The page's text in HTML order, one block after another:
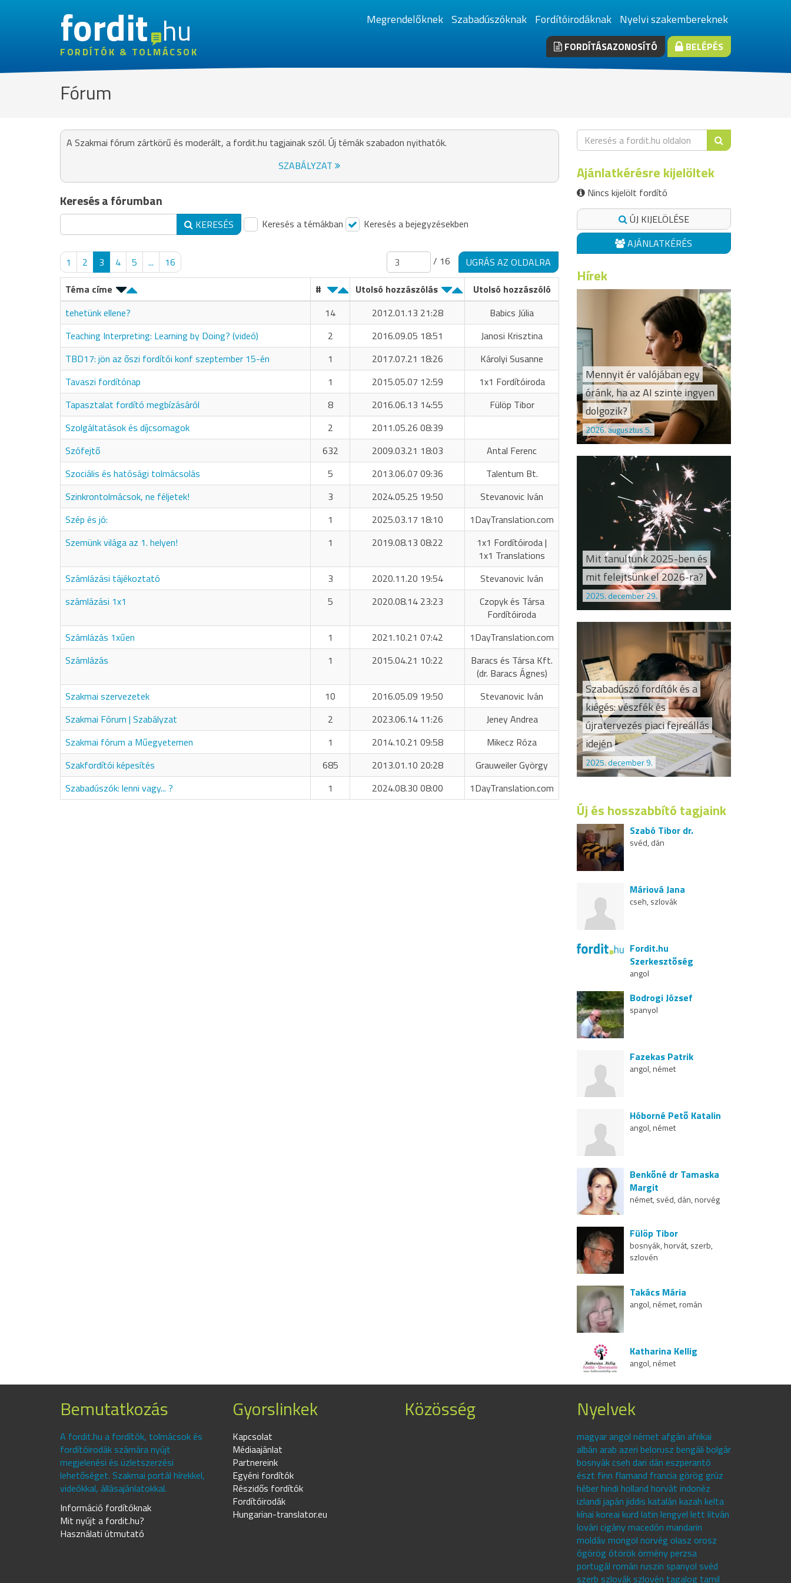
fordithu
FORDÍTÓK & TOLMÁCSOK
Megrendelőknek Szabadúszóknak Fordítóirodáknak Nyelvi szakembereknek
FORDÍTÁSAZONOSÍTÓ BELÉPÉS
Fórum
A Szakmai fórum zártkörű és moderált, a fordit.hu tagjainak szól. Új témák szabadon nyithatók.
SZABÁLYZAT
Keresés a fórumban
KERESÉS Keresés a témákban Keresés a bejegyzésekben
1 2 3 4 5 ... 16 / 16
UGRÁS AZ OLDALRA
Téma címe
# Utolsó hozzászólás
Utolsó hozzászóló
tehetünk ellene?
14 2012.01.13 21:28
Babics Júlia
Teaching Interpreting: Learning by Doing? (videó)
2 2016.09.05 18:51
Janosi Krisztina
TBD17: jön az őszi fordítói konf szeptember 15-én
1 2017.07.21 18:26
Károlyi Susanne
Tavaszi fordítónap
1 2015.05.07 12:59
1x1 Fordítóiroda
Tapasztalat fordító megbízásáról
8 2016.06.13 14:55
Fülöp Tibor
Szolgáltatások és díjcsomagok
2
2011.05.26 08:39
Szófejtő
632 2009.03.21 18:03
Antal Ferenc
Szociális és hatósági tolmácsolás
5 2013.06.07 09:36
Talentum Bt.
Szinkrontolmácsok, ne féljetek!
3 2024.05.25 19:50
Stevanovic Iván
Szép és jó:
1 2025.03.17 18:10
1DayTranslation.com
Szemünk világa az 1. helyen!
1 2019.08.13 08:22
1x1 Fordítóiroda |
1x1 Translations
Számlázási tájékoztató
3 2020.11.20 19:54
Stevanovic Iván
számlázási 1x1
5 2020.08.14 23:23
Czopyk és Társa
Fordítóiroda
Számlázás 1xűen
1 2021.10.21 07:42
1DayTranslation.com
Számlázás
1 2015.04.21 10:22
Baracs és Társa Kft.
(dr. Baracs Ágnes)
Szakmai szervezetek
10 2016.05.09 19:50
Stevanovic Iván
Szakmai Fórum | Szabályzat
2 2023.06.14 11:26
Jeney Andrea
Szakmai fórum a Műegyetemen
1 2014.10.21 09:58
Mikecz Róza
Szakfordítói képesítés
685 2013.01.10 20:28
Grauweiler György
Szabadúszók: lenni vagy... ?
1 2024.08.30 08:00 1DayTranslation.com
Ajánlatkérésre kijelöltek
Nincs kijelölt fordító
ÚJ KIJELÖLÉSE
AJÁNLATKÉRÉS
Hírek
Mennyit ér valójában egy
óránk, ha az AI szinte ingyen
dolgozik?
2026. augusztus 5.
Mit tanultunk 2025-ben és
mit felejtsünk el 2026-ra?
2025. december 29.
Szabadúszó fordítók és a
kiégés: vészfék és
újratervezés piaci fejreállás
idején
2025. december 9.
Új és hosszabbító tagjaink
Szabó Tibor dr.
svéd, dán
Máriová Jana
cseh, szlovák
Fordit.hu
Szerkesztőség
angol
Bodrogi József
spanyol
Fazekas Patrik
angol, német
Hóborné Pető Katalin
angol, német
Benkőné dr Tamaska
Margit
német, svéd, dán, norvég
Fülöp Tibor
bosnyák, horvát, szerb,
szlovén
Takács Mária
angol, német, román
Katharina Kellig
angol, német
Bemutatkozás
A fordit.hu a fordítók, tolmácsok és
fordítóirodák számára nyújt
megjelenési és üzletszerzési
lehetőséget. Szakmai portál hírekkel,
videókkal, állásajánlatokkal.
Információ fordítóknak
Mit nyújt a fordit.hu?
Használati útmutató
Gyorslinkek
Kapcsolat
Médiaajánlat
Partnereink
Egyéni fordítók
Részidős fordítók
Fordítóirodák
Hungarian-translator.eu
Közösség Nyelvek
magyar angol német afgán afrikai
albán arab azeri belorusz bengáli bolgár
bosnyák cseh dari dán eszperantó
észt finn flamand francia görög grúz
héber hindi holland horvát indonéz
izlandi japán jiddis katalán kazah kelta
kínai koreai kurd latin lengyel lett litván
lovári cigány macedón mandarin
moldáv mongol norvég olasz orosz
ógörög ótörök örmény perzsa
portugál román ruszin spanyol svéd
szerb szlovák szlovén tagalog tamil